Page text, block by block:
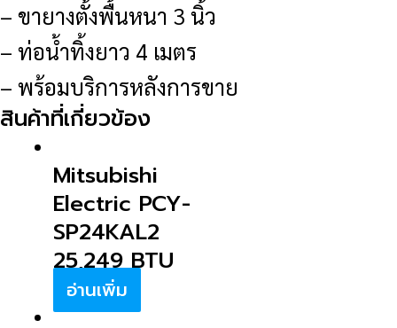
– ขายางตั้งพื้นหนา 3 นิ้ว
– ท่อน้ำทิ้งยาว 4 เมตร
– พร้อมบริการหลังการขาย
สินค้าที่เกี่ยวข้อง
Mitsubishi
Electric PCY-
SP24KAL2
25,249 BTU
อ่านเพิ่ม